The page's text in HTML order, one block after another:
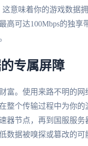
意味着你的游戏数据
高可达100Mbps的独
专属屏障
富。使用来路不明的
整个传输过程中为你
器节点，再到国服服
数据被嗅探或篡改的